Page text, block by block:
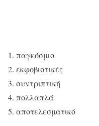
→
παγκόσμιο
εκφοβιστικές
συντριπτική
πολλαπλά
αποτελεσματικό